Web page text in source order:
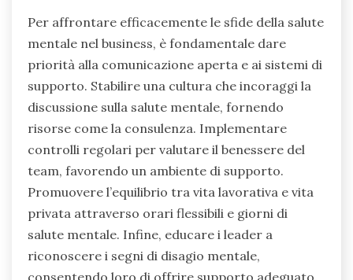
Per affrontare efficacemente le sfide della salute
mentale nel business, è fondamentale dare
priorità alla comunicazione aperta e ai sistemi di
supporto. Stabilire una cultura che incoraggi la
discussione sulla salute mentale, fornendo
risorse come la consulenza. Implementare
controlli regolari per valutare il benessere del
team, favorendo un ambiente di supporto.
Promuovere l’equilibrio tra vita lavorativa e vita
privata attraverso orari flessibili e giorni di
salute mentale. Infine, educare i leader a
riconoscere i segni di disagio mentale,
consentendo loro di offrire supporto adeguato.